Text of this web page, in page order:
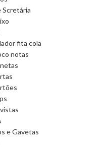
Scretária
fita cola
notas
e Gavetas